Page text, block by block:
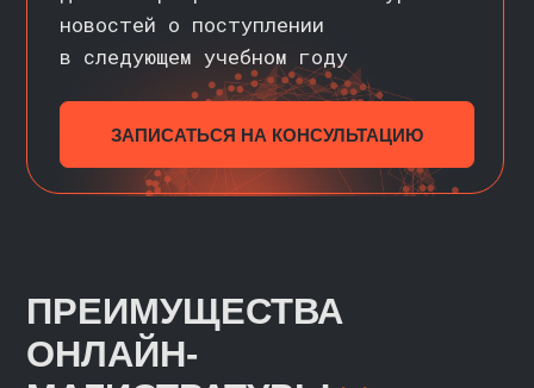
НАВЫКИ ПОСЛЕ